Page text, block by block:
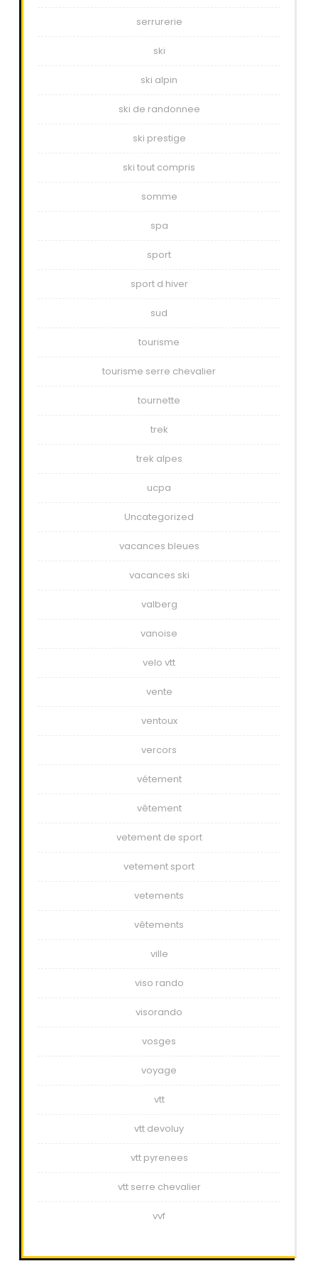
serrurerie
ski
ski alpin
ski de randonnee
ski prestige
ski tout compris
somme
spa
sport
sport d hiver
sud
tourisme
tourisme serre chevalier
tournette
trek
trek alpes
ucpa
Uncategorized
vacances bleues
vacances ski
valberg
vanoise
velo vtt
vente
ventoux
vercors
vétement
vêtement
vetement de sport
vetement sport
vetements
vêtements
ville
viso rando
visorando
vosges
voyage
vtt
vtt devoluy
vtt pyrenees
vtt serre chevalier
vvf